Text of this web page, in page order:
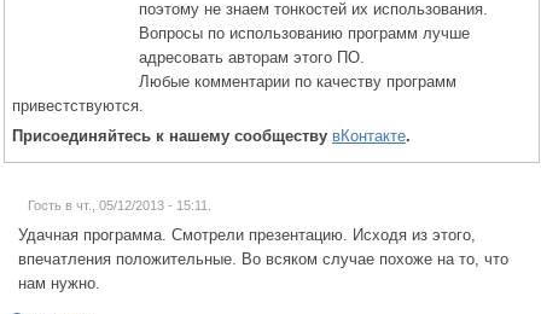
поэтому не знаем тонкостей их использования.
Вопросы по использованию программ лучше
адресовать авторам этого ПО.
Любые комментарии по качеству программ
привестствуются.
Присоединяйтесь к нашему сообществу вКонтакте.
Гость в чт., 05/12/2013 - 15:11.
Удачная программа. Смотрели презентацию. Исходя из этого,
впечатления положительные. Во всяком случае похоже на то, что
нам нужно.